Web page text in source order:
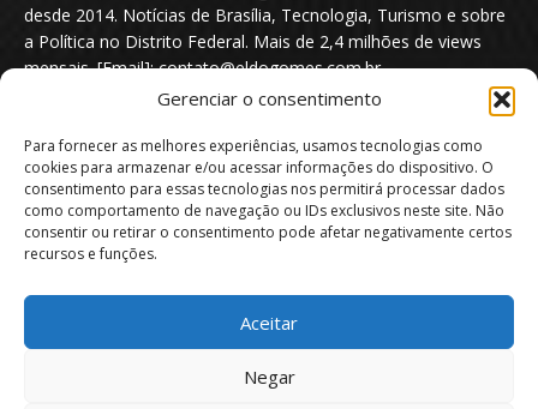
Gerenciar o consentimento
Para fornecer as melhores experiências, usamos tecnologias como
cookies para armazenar e/ou acessar informações do dispositivo. O
consentimento para essas tecnologias nos permitirá processar dados
como comportamento de navegação ou IDs exclusivos neste site. Não
consentir ou retirar o consentimento pode afetar negativamente certos
recursos e funções.
Aceitar
Negar
desde 2014. Notícias de Brasília, Tecnologia, Turismo e sobre
a Política no Distrito Federal. Mais de 2,4 milhões de views
mensais. [Email]: contato@eldogomes.com.br
Portal EldoGomes.com.br | Entre os Blogs mais lidos de Brasília/DF. |